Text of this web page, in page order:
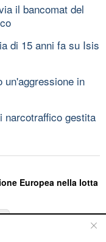
il bancomat del
di 15 anni fa su Isis
un'aggressione in
narcotraffico gestita
Europea nella lotta